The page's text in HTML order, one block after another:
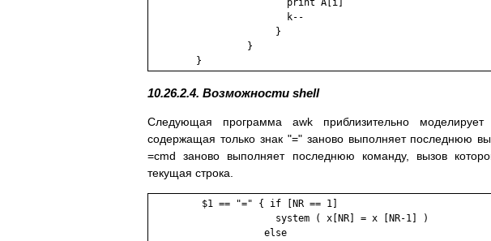
                        print A[i]
                        k--
                      }
                 }
        }
10.26.2.4. Возможности shell
Следующая программа awk приблизительно
содержащая только знак "=" заново выполняет последнюю
=cmd заново выполняет последнюю команду, вызов
текущая строка.
         $1 == "=" { if [NR == 1]
                      system ( x[NR] = x [NR-1] )
                    else